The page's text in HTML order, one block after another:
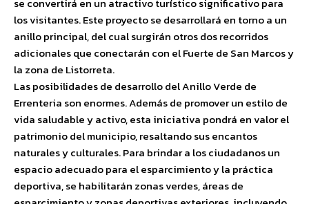
los visitantes. Este proyecto se desarrollará en torno a un
anillo principal, del cual surgirán otros dos recorridos
adicionales que conectarán con el Fuerte de San Marcos y
la zona de Listorreta.
Las posibilidades de desarrollo del Anillo Verde de
Errenteria son enormes. Además de promover un estilo de
vida saludable y activo, esta iniciativa pondrá en valor el
patrimonio del municipio, resaltando sus encantos
naturales y culturales. Para brindar a los ciudadanos un
espacio adecuado para el esparcimiento y la práctica
deportiva, se habilitarán zonas verdes, áreas de